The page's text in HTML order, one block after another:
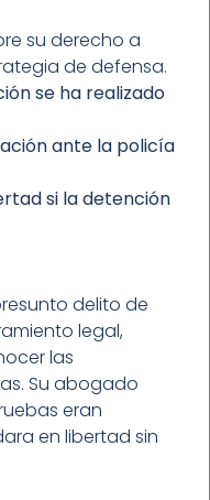
su derecho a
de defensa.
se ha realizado
ante la policía
si la detención
delito de
legal,
las
Su abogado
eran
en libertad sin